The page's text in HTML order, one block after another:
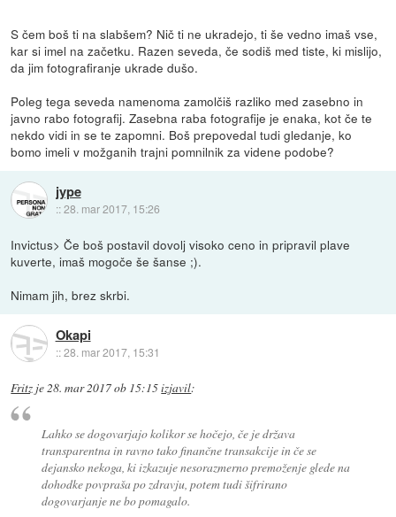
S čem boš ti na slabšem? Nič ti ne ukradejo, ti še vedno imaš vse,
kar si imel na začetku. Razen seveda, če sodiš med tiste, ki mislijo,
da jim fotografiranje ukrade dušo.
Poleg tega seveda namenoma zamolčiš razliko med zasebno in
javno rabo fotografij. Zasebna raba fotografije je enaka, kot če te
nekdo vidi in se te zapomni. Boš prepovedal tudi gledanje, ko
bomo imeli v možganih trajni pomnilnik za videne podobe?
jype
::28. mar 2017, 15:26
Invictus> Če boš postavil dovolj visoko ceno in pripravil plave
kuverte, imaš mogoče še šanse ;).
Nimam jih, brez skrbi.
Okapi
::28. mar 2017, 15:31
Fritz je28. mar 2017 ob 15:15izjavil:
Lahko se dogovarjajo kolikor se hočejo, če je država
transparentna in ravno tako finančne transakcije in če se
dejansko nekoga, ki izkazuje nesorazmerno premoženje glede na
dohodke povpraša po zdravju, potem tudi šifrirano
dogovarjanje ne bo pomagalo.